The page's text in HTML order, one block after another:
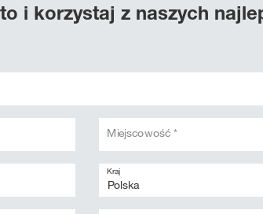
i korzystaj z naszych
Miejscowość *
Kraj